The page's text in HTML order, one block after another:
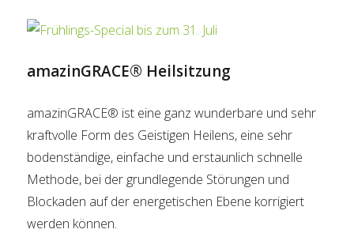
amazinGRACE® Heilsitzung
amazinGRACE® ist eine ganz wunderbare und sehr
kraftvolle Form des Geistigen Heilens, eine sehr
bodenständige, einfache und erstaunlich schnelle
Methode, bei der grundlegende Störungen und
Blockaden auf der energetischen Ebene korrigiert
werden können.